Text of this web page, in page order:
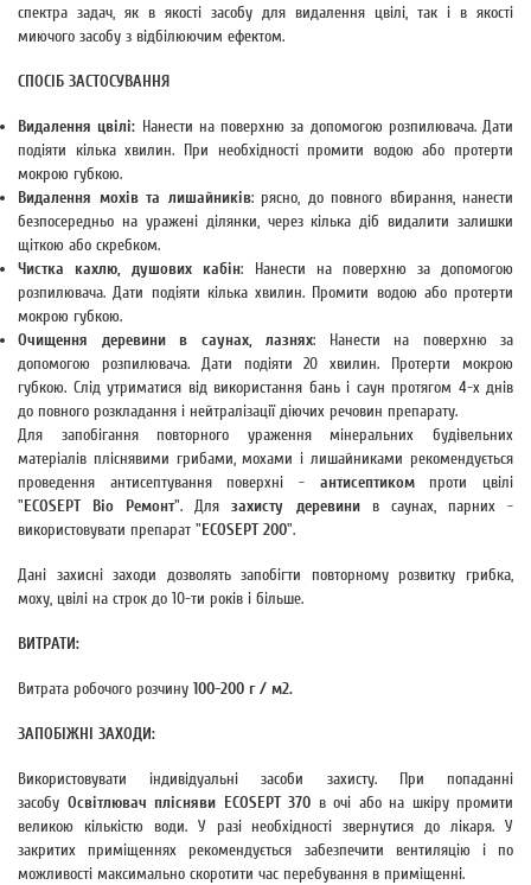
спектра задач, як в якості засобу для видалення цвілі, так і в якості
миючого засобу з відбілюючим ефектом.
СПОСІБ ЗАСТОСУВАННЯ
Видалення цвілі: Нанести на поверхню за допомогою розпилювача. Дати
подіяти кілька хвилин. При необхідності промити водою або протерти
мокрою губкою.
Видалення мохів та лишайників: рясно, до повного вбирання, нанести
безпосередньо на уражені ділянки, через кілька діб видалити залишки
щіткою або скребком.
Чистка кахлю, душових кабін: Нанести на поверхню за допомогою
розпилювача. Дати подіяти кілька хвилин. Промити водою або протерти
мокрою губкою.
Очищення деревини в саунах, лазнях: Нанести на поверхню за
допомогою розпилювача. Дати подіяти 20 хвилин. Протерти мокрою
губкою. Слід утриматися від використання бань і саун протягом 4-х днів
до повного розкладання і нейтралізації діючих речовин препарату.
Для запобігання повторного ураження мінеральних будівельних
матеріалів пліснявими грибами, мохами і лишайниками рекомендується
проведення антисептування поверхні - антисептиком проти цвілі
"ECOSEPT Bio Ремонт". Длязахисту деревини в саунах, парних -
використовувати препарат "ECOSEPT 200".
Дані захисні заходи дозволять запобігти повторному розвитку грибка,
моху, цвілі на строк до 10-ти років і більше.
ВИТРАТИ:
Витрата робочого розчину 100-200 г / м2.
ЗАПОБІЖНІ ЗАХОДИ:
Використовувати індивідуальні засоби захисту. При попаданні
засобу Освітлювач плісняви ECOSEPT 370 в очі або на шкіру промити
великою кількістю води. У разі необхідності звернутися до лікаря. У
закритих приміщеннях рекомендується забезпечити вентиляцію і по
можливості максимально скоротити час перебування в приміщенні.